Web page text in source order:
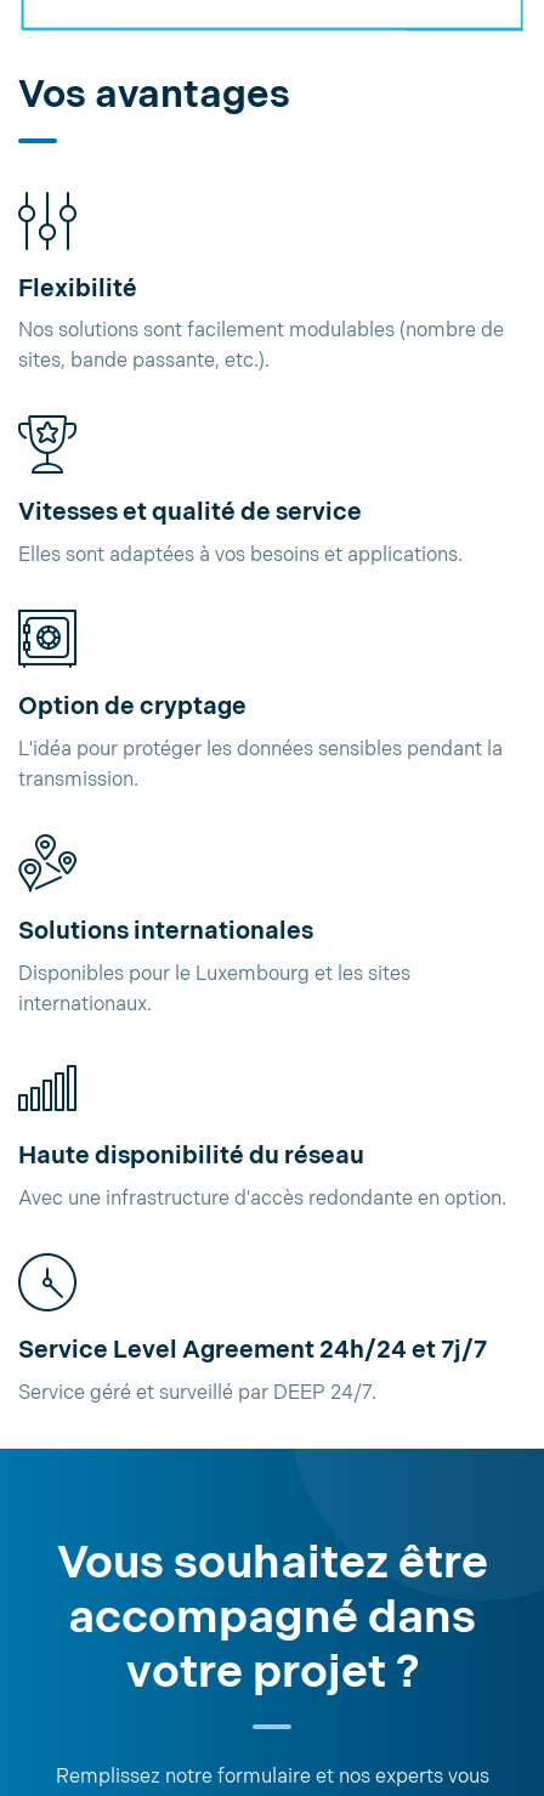
Vos avantages
Flexibilité
Nos solutions sont facilement modulables (nombre de
sites, bande passante, etc.).
Vitesses et qualité de service
Elles sont adaptées à vos besoins et applications.
Option de cryptage
L'idéa pour protéger les données sensibles pendant la
transmission.
Solutions internationales
Disponibles pour le Luxembourg et les sites
internationaux.
Haute disponibilité du réseau
Avec une infrastructure d'accès redondante en option.
Service Level Agreement 24h/24 et 7j/7
Service géré et surveillé par DEEP 24/7.
Vous souhaitez être
accompagné dans
votre projet ?
Remplissez notre formulaire et nos experts vous